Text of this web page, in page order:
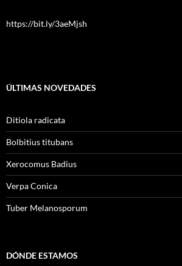
https://bit.ly/3aeMjsh
ÚLTIMAS NOVEDADES
Ditiola radicata
Bolbitius titubans
Xerocomus Badius
Verpa Conica
Tuber Melanosporum
DÓNDE ESTAMOS